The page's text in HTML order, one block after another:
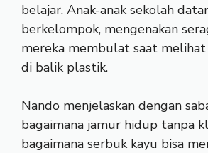
belajar. Anak-anak sekolah
berkelompok, mengenakan
mereka membulat saat
di balik plastik.
Nando menjelaskan dengan
bagaimana jamur hidup tanpa
bagaimana serbuk kayu bisa